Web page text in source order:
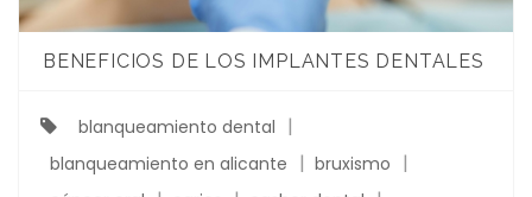
BENEFICIOS DE LOS IMPLANTES DENTALES
blanqueamiento dental
blanqueamiento en alicante
bruxismo